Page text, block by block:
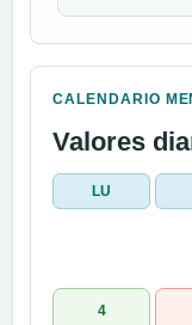
CALENDARIO
Valores
LU
4